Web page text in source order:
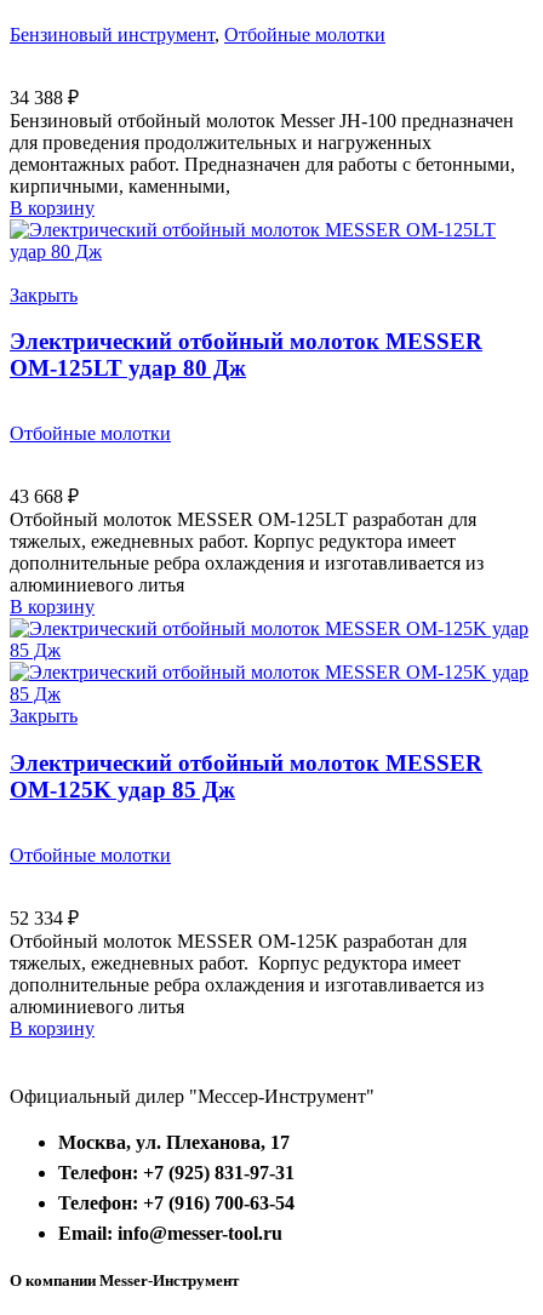
Бензиновый инструмент, Отбойные молотки
34 388 ₽
Бензиновый отбойный молоток Messer JH-100 предназначен
для проведения продолжительных и нагруженных
демонтажных работ. Предназначен для работы с бетонными,
кирпичными, каменными,
В корзину
Закрыть
Электрический отбойный молоток MESSER
OM-125LT удар 80 Дж
Отбойные молотки
43 668 ₽
Отбойный молоток MESSER OM-125LT разработан для
тяжелых, ежедневных работ. Корпус редуктора имеет
дополнительные ребра охлаждения и изготавливается из
алюминиевого литья
В корзину
Закрыть
Электрический отбойный молоток MESSER
OM-125K удар 85 Дж
Отбойные молотки
52 334 ₽
Отбойный молоток MESSER OM-125К разработан для
тяжелых, ежедневных работ. Корпус редуктора имеет
дополнительные ребра охлаждения и изготавливается из
алюминиевого литья
В корзину
Официальный дилер "Мессер-Инструмент"
Москва, ул. Плеханова, 17
Телефон: +7 (925) 831-97-31
Телефон: +7 (916) 700-63-54
Email: info@messer-tool.ru
О компании Messer-Инструмент